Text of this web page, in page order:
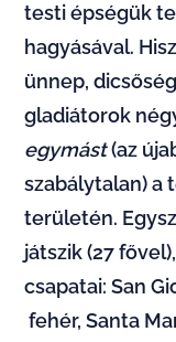
testi épségük
hagyásával.
ünnep,
gladiátorok
egymást(az
szabálytalan) a
területén.
játszik (27
csapatai: San
fehér, Santa